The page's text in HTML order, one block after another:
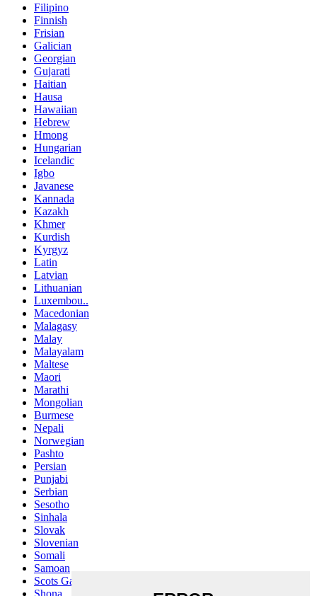
Filipino
Finnish
Frisian
Galician
Georgian
Gujarati
Haitian
Hausa
Hawaiian
Hebrew
Hmong
Hungarian
Icelandic
Igbo
Javanese
Kannada
Kazakh
Khmer
Kurdish
Kyrgyz
Latin
Latvian
Lithuanian
Luxembou..
Macedonian
Malagasy
Malay
Malayalam
Maltese
Maori
Marathi
Mongolian
Burmese
Nepali
Norwegian
Pashto
Persian
Punjabi
Serbian
Sesotho
Sinhala
Slovak
Slovenian
Somali
Samoan
Scots Gaelic